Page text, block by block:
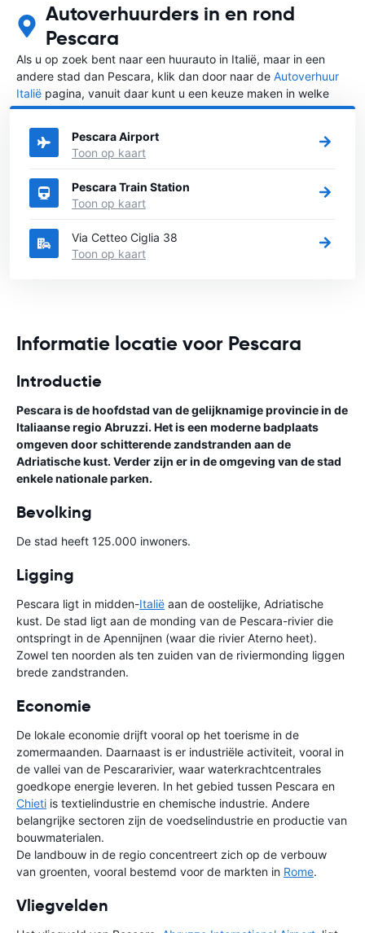
Autoverhuurders in en rond
Pescara
Als u op zoek bent naar een huurauto in Italië, maar in een
andere stad dan Pescara, klik dan door naar de Autoverhuur
Italië pagina, vanuit daar kunt u een keuze maken in welke
stad in Italië u een auto huren wilt.
Pescara Airport
Toon op kaart
Pescara Train Station
Toon op kaart
Via Cetteo Ciglia 38
Toon op kaart
Informatie locatie voor Pescara
Introductie
Pescara is de hoofdstad van de gelijknamige provincie in de
Italiaanse regio Abruzzi. Het is een moderne badplaats
omgeven door schitterende zandstranden aan de
Adriatische kust. Verder zijn er in de omgeving van de stad
enkele nationale parken.
Bevolking
De stad heeft 125.000 inwoners.
Ligging
Pescara ligt in midden-Italië aan de oostelijke, Adriatische
kust. De stad ligt aan de monding van de Pescara-rivier die
ontspringt in de Apennijnen (waar die rivier Aterno heet).
Zowel ten noorden als ten zuiden van de riviermonding liggen
brede zandstranden.
Economie
De lokale economie drijft vooral op het toerisme in de
zomermaanden. Daarnaast is er industriële activiteit, vooral in
de vallei van de Pescararivier, waar waterkrachtcentrales
goedkope energie leveren. In het gebied tussen Pescara en
Chieti is textielindustrie en chemische industrie. Andere
belangrijke sectoren zijn de voedselindustrie en productie van
bouwmaterialen.
De landbouw in de regio concentreert zich op de verbouw
van groenten, vooral bestemd voor de markten in Rome.
Vliegvelden